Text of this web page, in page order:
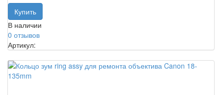
В наличии
0 отзывов
Артикул: